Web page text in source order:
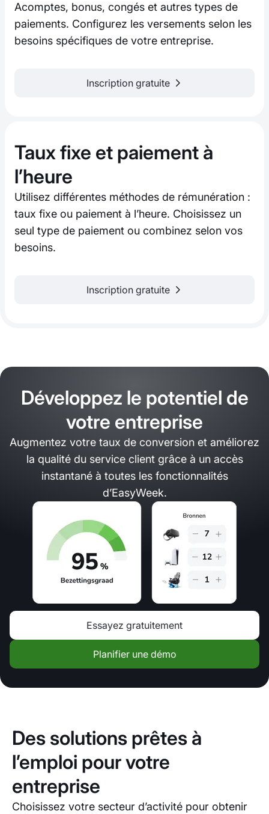
Acomptes, bonus, congés et autres types de
paiements. Configurez les versements selon les
besoins spécifiques de votre entreprise.
Inscription gratuite
Taux fixe et paiement à
l’heure
Utilisez différentes méthodes de rémunération :
taux fixe ou paiement à l’heure. Choisissez un
seul type de paiement ou combinez selon vos
besoins.
Inscription gratuite
Développez le potentiel de
votre entreprise
Augmentez votre taux de conversion et améliorez
la qualité du service client grâce à un accès
instantané à toutes les fonctionnalités
d’EasyWeek.
Essayez gratuitement
Planifier une démo
Des solutions prêtes à
l’emploi pour votre
entreprise
Choisissez votre secteur d’activité pour obtenir